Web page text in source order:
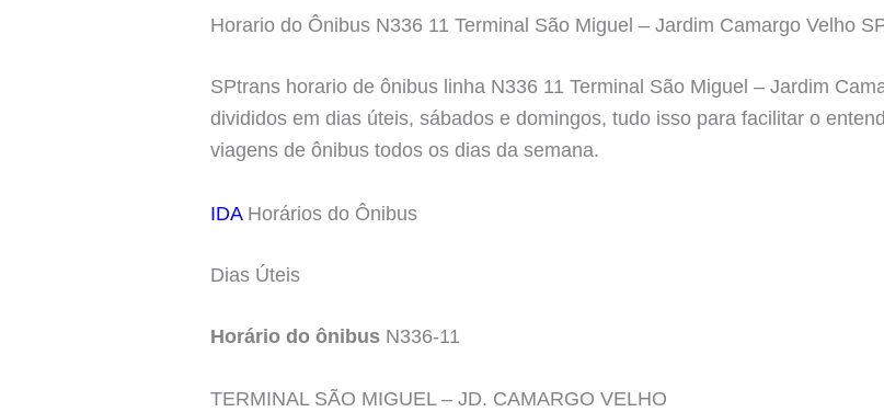
Horario do Ônibus N336 11 Terminal São Miguel – Jardim Camargo Velho
SPtrans horario de ônibus linha N336 11 Terminal São Miguel – Jardim
divididos em dias úteis, sábados e domingos, tudo isso para facilitar o
viagens de ônibus todos os dias da semana.
IDAHorários do Ônibus
Dias Úteis
Horário do ônibus N336-11
TERMINAL SÃO MIGUEL – JD. CAMARGO VELHO